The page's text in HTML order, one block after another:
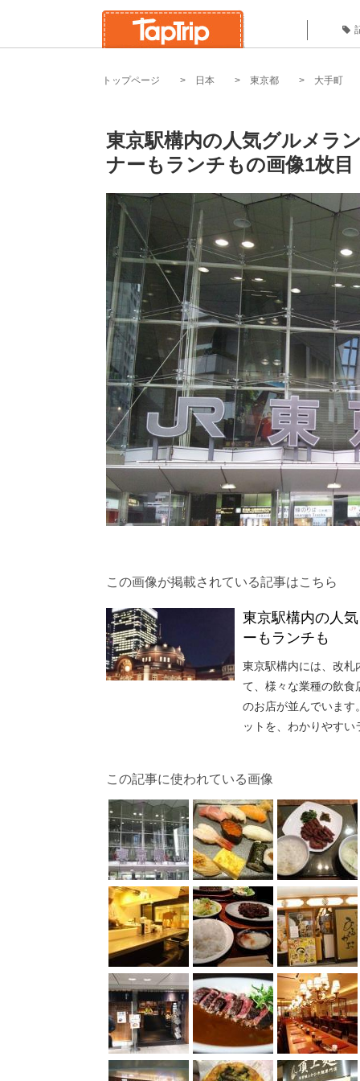
トップページ 日本 東京都 大手町
東京駅構内の人気グルメラ
ナーもランチもの画像1枚目
この画像が掲載されている記事はこちら
東京駅構内の人
ーもランチも
東京駅構内には、改札
て、様々な業種の飲
のお店が並んでいます
ットを、わかりやす
この記事に使われている画像